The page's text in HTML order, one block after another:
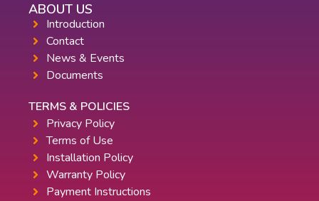
ABOUT US
Introduction
Contact
News & Events
Documents
TERMS & POLICIES
Privacy Policy
Terms of Use
Installation Policy
Warranty Policy
Payment Instructions